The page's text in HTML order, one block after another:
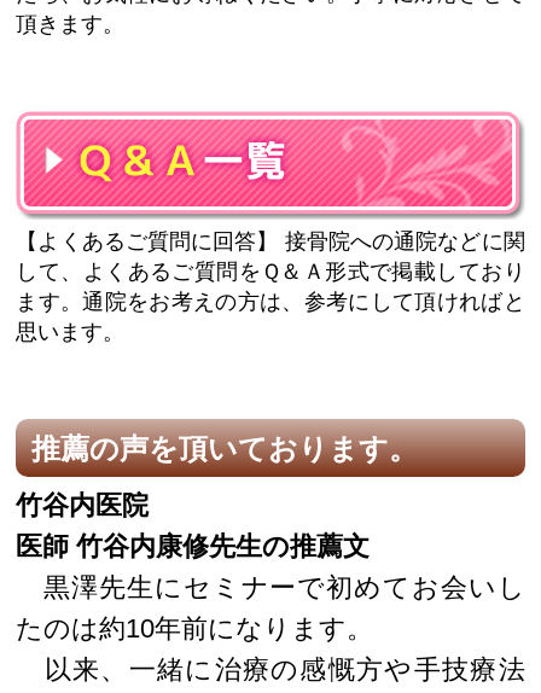
頂きます。
【よくあるご質問に回答】
接骨院への通院などに関
して、よくあるご質問をＱ＆Ａ形式で掲載しており
ます。通院をお考えの方は、参考にして頂ければと
思います。
推薦の声を頂いております。
竹谷内医院
医師 竹谷内康修先生の推薦文
黒澤先生にセミナーで初めてお会いし
たのは約10年前になります。
以来、一緒に治療の感慨方や手技療法